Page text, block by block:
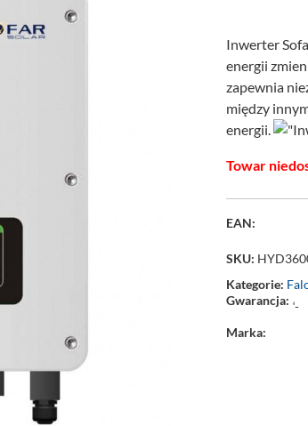
Inwerter
energii
zapewnia
między
energii.
Towar
EAN:
SKU:
Kategorie:
Gwarancja: ‘-
Marka: